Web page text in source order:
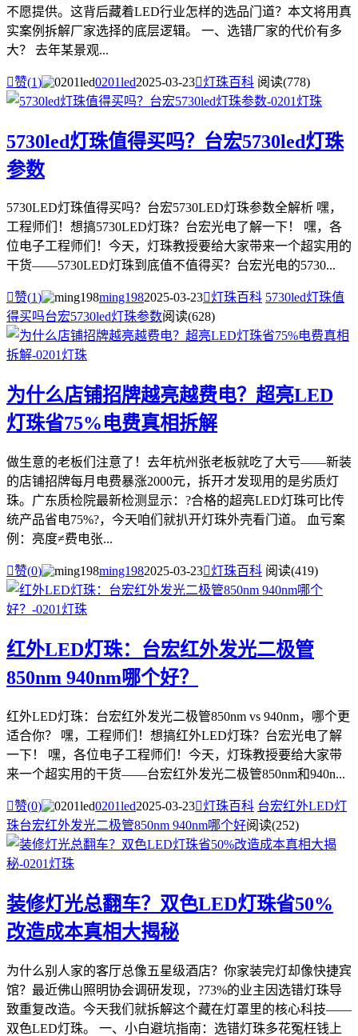
不愿提供。这背后藏着LED行业怎样的选品门道？本文将用真
实案例拆解厂家选择的底层逻辑。 一、选错厂家的代价有多
大？ 去年某景观...
赞(1) 0201led2025-03-23灯珠百科 阅读(778)
5730led灯珠值得买吗？台宏5730led灯珠
参数
5730LED灯珠值得买吗？台宏5730LED灯珠参数全解析 嘿，
工程师们！想搞5730LED灯珠？台宏光电了解一下！ 嘿，各
位电子工程师们！今天，灯珠教授要给大家带来一个超实用的
干货——5730LED灯珠到底值不值得买？台宏光电的5730...
赞(1) ming1982025-03-23灯珠百科 5730led灯珠值
得买吗台宏5730led灯珠参数阅读(628)
为什么店铺招牌越亮越费电？超亮LED
灯珠省75%电费真相拆解
做生意的老板们注意了！去年杭州张老板就吃了大亏——新装
的店铺招牌每月电费暴涨2000元，拆开才发现用的是劣质灯
珠。广东质检院最新检测显示：?合格的超亮LED灯珠可比传
统产品省电75%?，今天咱们就扒开灯珠外壳看门道。 血亏案
例：亮度≠费电张...
赞(0) ming1982025-03-23灯珠百科 阅读(419)
红外LED灯珠：台宏红外发光二极管
850nm 940nm哪个好？
红外LED灯珠：台宏红外发光二极管850nm vs 940nm，哪个更
适合你？ 嘿，工程师们！想搞红外LED灯珠？台宏光电了解
一下！ 嘿，各位电子工程师们！今天，灯珠教授要给大家带
来一个超实用的干货——台宏红外发光二极管850nm和940n...
赞(0) 0201led2025-03-23灯珠百科 台宏红外LED灯
珠台宏红外发光二极管850nm 940nm哪个好阅读(252)
装修灯光总翻车？双色LED灯珠省50%
改造成本真相大揭秘
为什么别人家的客厅总像五星级酒店？你家装完灯却像快捷宾
馆？最近佛山照明协会调研发现，?73%的业主因选错灯珠导
致重复改造。今天我们就拆解这个藏在灯罩里的核心科技——
双色LED灯珠。 一、小白避坑指南：选错灯珠多花冤枉钱上